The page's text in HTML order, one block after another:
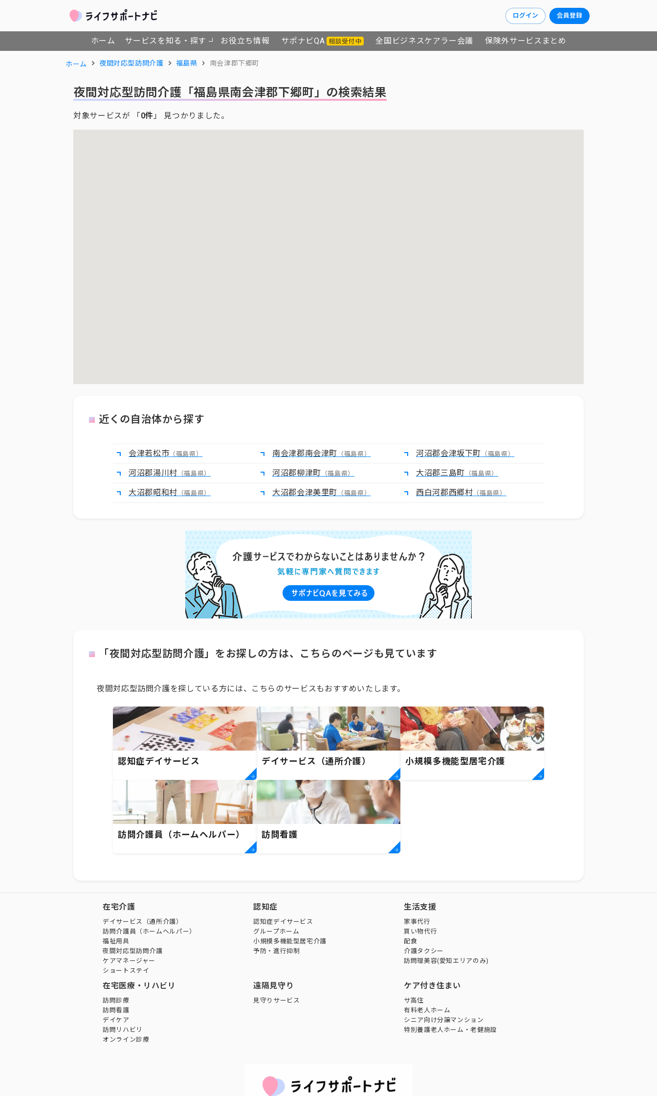
ログイン 会員登録
ホーム サービスを知る・探す お役立ち情報 サポナビQA 相談受付中 全国ビジネスケアラー会議 保険外サービスまとめ
ホーム 夜間対応型訪問介護 福島県 南会津郡下郷町
夜間対応型訪問介護 「福島県南会津郡下郷町」の検索結果
対象サービスが 「0件 」 見つかりました。
近くの自治体から探す
会津若松市 （福島県） 南会津郡南会津町 （福島県） 河沼郡会津坂下町 （福島県）
河沼郡湯川村 （福島県） 河沼郡柳津町 （福島県） 大沼郡三島町 （福島県）
大沼郡昭和村 （福島県） 大沼郡会津美里町 （福島県） 西白河郡西郷村 （福島県）
「夜間対応型訪問介護」をお探しの方は、こちらのページも見ています
夜間対応型訪問介護を探している方には、こちらのサービスもおすすめいたします。
認知症デイサービス デイサービス（通所介護） 小規模多機能型居宅介護
訪問介護員（ホームヘルパー） 訪問看護
在宅介護
デイサービス（通所介護）
訪問介護員（ホームヘルパー）
福祉用具
夜間対応型訪問介護
ケアマネージャー
ショートステイ
認知症
認知症デイサービス
グループホーム
小規模多機能型居宅介護
予防・進行抑制
生活支援
家事代行
買い物代行
配食
介護タクシー
訪問理美容(愛知エリアのみ)
在宅医療・リハビリ
訪問診療
訪問看護
デイケア
訪問リハビリ
オンライン診療
遠隔見守り
見守りサービス
ケア付き住まい
サ高住
有料老人ホーム
シニア向け分譲マンション
特別養護老人ホーム・老健施設